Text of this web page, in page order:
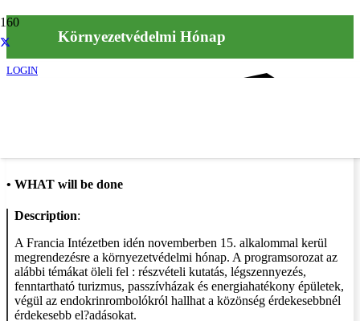
LOGIN
Környezetvédelmi Hónap
• WHAT will be done
Description:
A Francia Intézetben idén novemberben 15. alkalommal kerül
megrendezésre a környezetvédelmi hónap. A programsorozat az
alábbi témákat öleli fel : részvételi kutatás, légszennyezés,
fenntartható turizmus, passzívházak és energiahatékony épületek,
végül az endokrinrombolókról hallhat a közönség érdekesebbnél
érdekesebb el?adásokat.